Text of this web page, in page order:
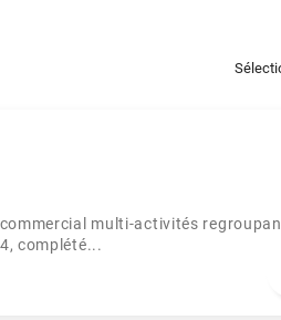
multi-activités
complété...